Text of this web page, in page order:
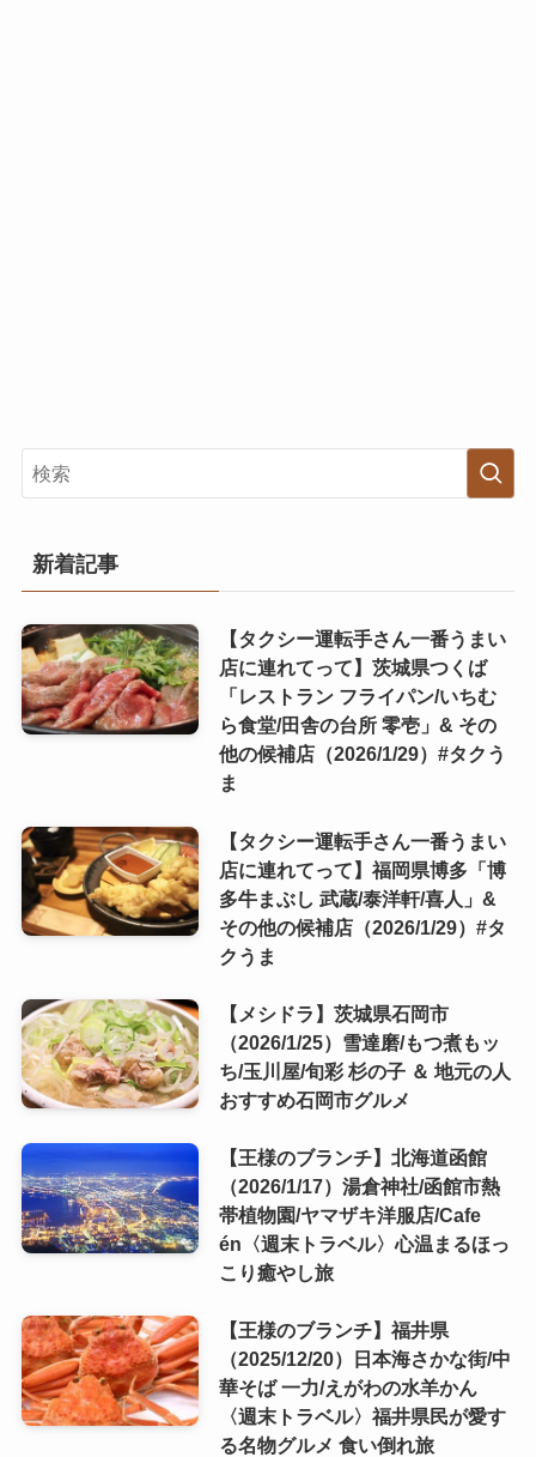
新着記事
【タクシー運転手さん一番うまい
店に連れてって】茨城県つくば
「レストラン フライパン/いちむ
ら食堂/田舎の台所 零壱」& その
他の候補店（2026/1/29）#タクう
ま
【タクシー運転手さん一番うまい
店に連れてって】福岡県博多「博
多牛まぶし 武蔵/泰洋軒/喜人」&
その他の候補店（2026/1/29）#タ
クうま
【メシドラ】茨城県石岡市
（2026/1/25）雪達磨/もつ煮もッ
ち/玉川屋/旬彩 杉の子 ＆ 地元の人
おすすめ石岡市グルメ
【王様のブランチ】北海道函館
（2026/1/17）湯倉神社/函館市熱
帯植物園/ヤマザキ洋服店/Cafe
én〈週末トラベル〉心温まるほっ
こり癒やし旅
【王様のブランチ】福井県
（2025/12/20）日本海さかな街/中
華そば 一力/えがわの水羊かん
〈週末トラベル〉福井県民が愛す
る名物グルメ 食い倒れ旅